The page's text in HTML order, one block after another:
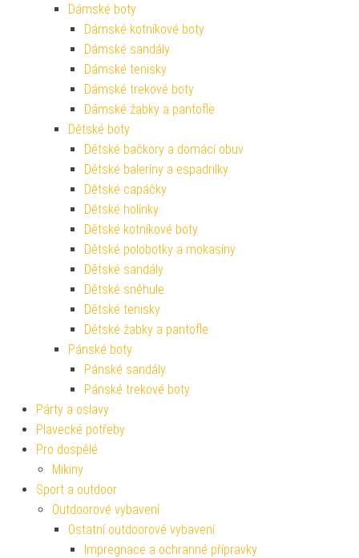
Dámské boty
Dámské kotníkové boty
Dámské sandály
Dámské tenisky
Dámské trekové boty
Dámské žabky a pantofle
Dětské boty
Dětské bačkory a domácí obuv
Dětské baleríny a espadrilky
Dětské capáčky
Dětské holínky
Dětské kotníkové boty
Dětské polobotky a mokasíny
Dětské sandály
Dětské sněhule
Dětské tenisky
Dětské žabky a pantofle
Pánské boty
Pánské sandály
Pánské trekové boty
Párty a oslavy
Plavecké potřeby
Pro dospělé
Mikiny
Sport a outdoor
Outdoorové vybavení
Ostatní outdoorové vybavení
Impregnace a ochranné přípravky